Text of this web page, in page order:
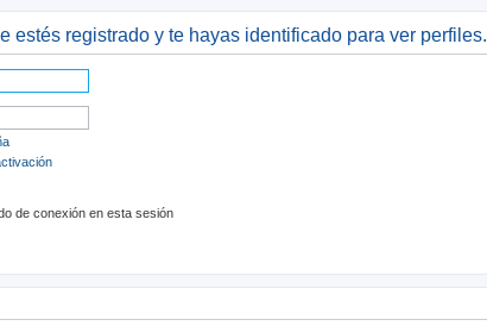
estés registrado y te hayas identificado para ver perfiles.
de conexión en esta sesión